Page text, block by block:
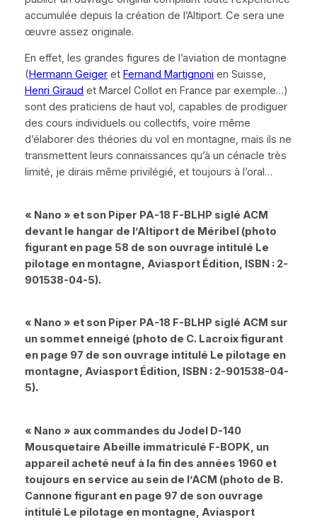
accumulée depuis la création de l’Altiport. Ce sera une
œuvre assez originale.
En effet, les grandes figures de l’aviation de montagne
(Hermann Geigeret Fernand Martignoni en Suisse,
Henri Giraud et Marcel Collot en France par exemple…)
sont des praticiens de haut vol, capables de prodiguer
des cours individuels ou collectifs, voire même
d’élaborer des théories du vol en montagne, mais ils ne
transmettent leurs connaissances qu’à un cénacle très
limité, je dirais même privilégié, et toujours à l’oral…
« Nano » et son Piper PA-18 F-BLHP siglé ACM
devant le hangar de l’Altiport de Méribel (photo
figurant en page 58 de son ouvrage intitulé Le
pilotage en montagne, Aviasport Édition, ISBN : 2-
901538-04-5).
« Nano » et son Piper PA-18 F-BLHP siglé ACM sur
un sommet enneigé (photo de C. Lacroix figurant
en page 97 de son ouvrage intitulé Le pilotage en
montagne, Aviasport Édition, ISBN : 2-901538-04-
5).
« Nano » aux commandes du Jodel D-140
Mousquetaire Abeille immatriculé F-BOPK, un
appareil acheté neuf à la fin des années 1960 et
toujours en service au sein de l’ACM (photo de B.
Cannone figurant en page 97 de son ouvrage
intitulé Le pilotage en montagne, Aviasport